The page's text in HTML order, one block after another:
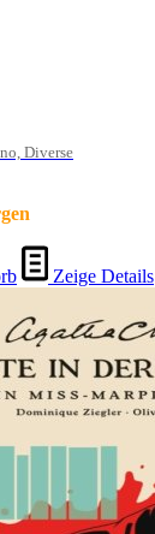
Diverse
Zeige Details